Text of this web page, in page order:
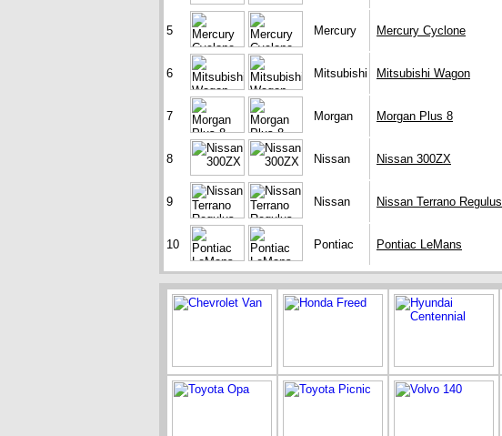
5 Mercury Mercury Cyclone
6 Mitsubishi Mitsubishi Wagon
7 Morgan Morgan Plus 8
8 Nissan Nissan 300ZX
9 Nissan Nissan Terrano Regulus
10 Pontiac Pontiac LeMans